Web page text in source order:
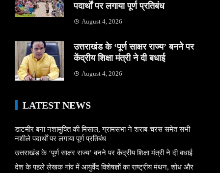
पदार्थों पर लगाया पूर्ण प्रतिबंध
August 4, 2026
उत्तराखंड के ‘पूर्ण साक्षर राज्य’ बनने पर
केंद्रीय शिक्षा मंत्री ने दी बधाई
August 4, 2026
LATEST NEWS
डाटमीर बना नशामुक्ति की मिसाल, ग्रामसभा ने शराब-चरस समेत सभी
नशीले पदार्थों पर लगाया पूर्ण प्रतिबंध
उत्तराखंड के ‘पूर्ण साक्षर राज्य’ बनने पर केंद्रीय शिक्षा मंत्री ने दी बधाई
देश के पहले लेखक गांव में आयुर्वेद विशेषज्ञों का राष्ट्रीय मंथन, शोध और